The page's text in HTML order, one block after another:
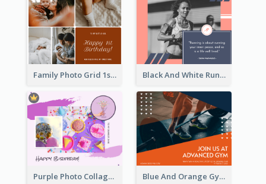
Family Photo Grid 1st Baby Birthday Facebook Post Black And White Running Quote Facebook Post
Purple Photo Collage Birthday Celebration Facebook Post Blue And Orange Gym Photo Fitness Centre Facebook Post